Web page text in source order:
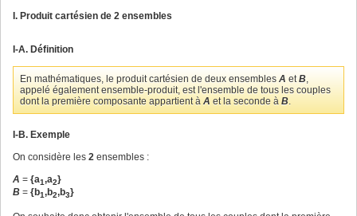
I. Produit cartésien de 2 ensembles
I-A. Définition
En mathématiques, le produit cartésien de deux ensemblesA etB,
appelé également ensemble-produit, est l'ensemble de tous les couples
dont la première composante appartient à A et la seconde à B.
I-B. Exemple
On considère les 2 ensembles :
A = {a1,a2}
B = {b1,b2,b3}